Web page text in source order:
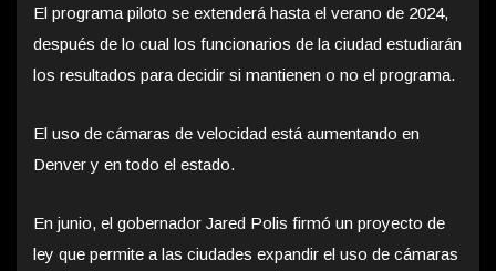
El programa piloto se extenderá hasta el verano de 2024,
después de lo cual los funcionarios de la ciudad estudiarán
los resultados para decidir si mantienen o no el programa.
El uso de cámaras de velocidad está aumentando en
Denver y en todo el estado.
En junio, el gobernador Jared Polis firmó un proyecto de
ley que permite a las ciudades expandir el uso de cámaras